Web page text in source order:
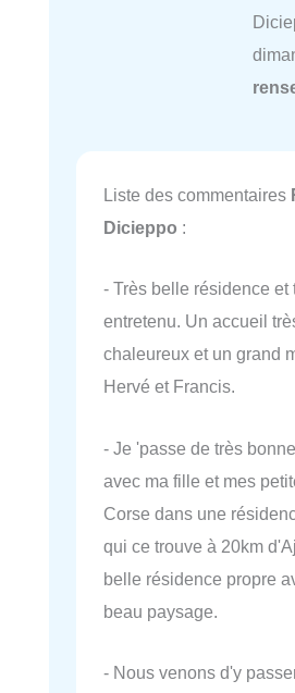
Liste des commentaires
Dicieppo :
- Très belle résidence et
entretenu. Un accueil
chaleureux et un grand
Hervé et Francis.
- Je 'passe de très
avec ma fille et mes
Corse dans une
qui ce trouve à 20km
belle résidence propre
beau paysage.
- Nous venons d'y